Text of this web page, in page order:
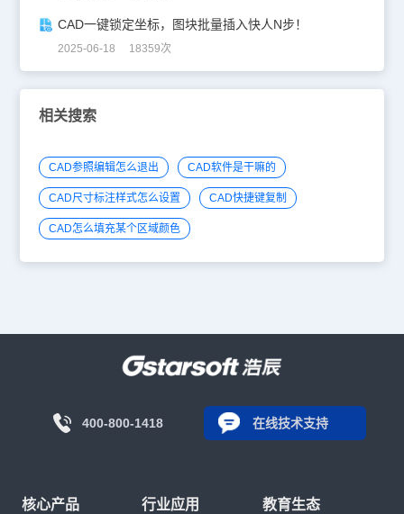
CAD一键锁定坐标，图块批量插入快人N步！
2025-06-18 18359次
相关搜索
CAD参照编辑怎么退出 CAD软件是干嘛的
CAD尺寸标注样式怎么设置 CAD快捷键复制
CAD怎么填充某个区域颜色
400-800-1418 在线技术支持
核心产品 行业应用 教育生态